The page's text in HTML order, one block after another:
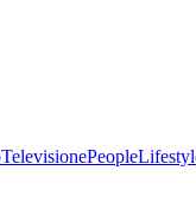
TelevisionePeople